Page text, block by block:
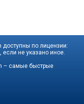
доступны по лицензии:
, если не указано иное.
– самые быстрые